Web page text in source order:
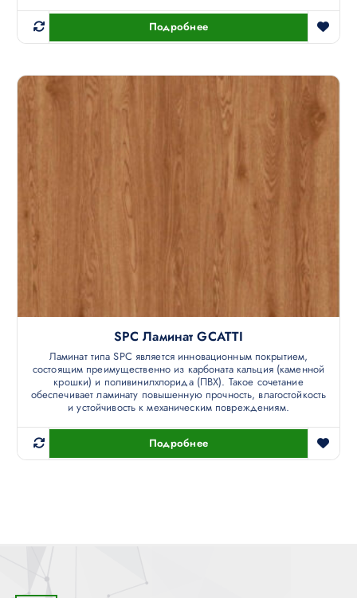
Подробнее
SPC Ламинат GCATTI
Ламинат типа SPC является инновационным покрытием,
состоящим преимущественно из карбоната кальция (каменной
крошки) и поливинилхлорида (ПВХ). Такое сочетание
обеспечивает ламинату повышенную прочность, влагостойкость
и устойчивость к механическим повреждениям.
Подробнее